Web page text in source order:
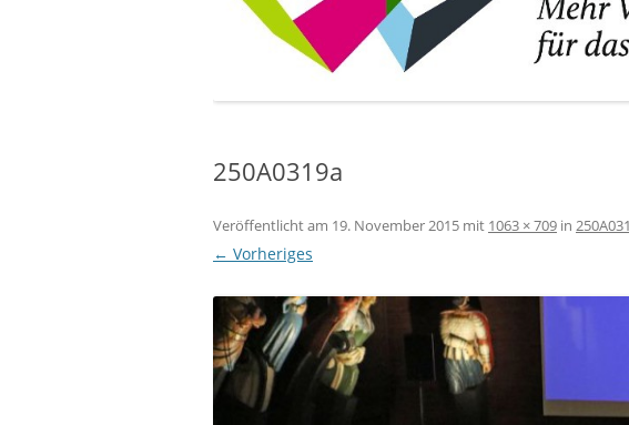
250A0319a
Veröffentlicht am 19. November 2015 mit 1063 × 709 in
← Vorheriges